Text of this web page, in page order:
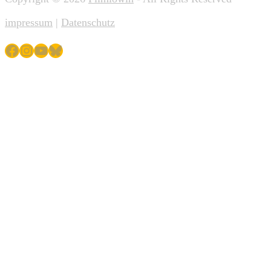
impressum | Datenschutz
Facebook
Instagram
YouTube
Bluesky